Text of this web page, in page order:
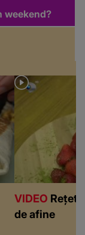
weekend?
VIDEO
de afine